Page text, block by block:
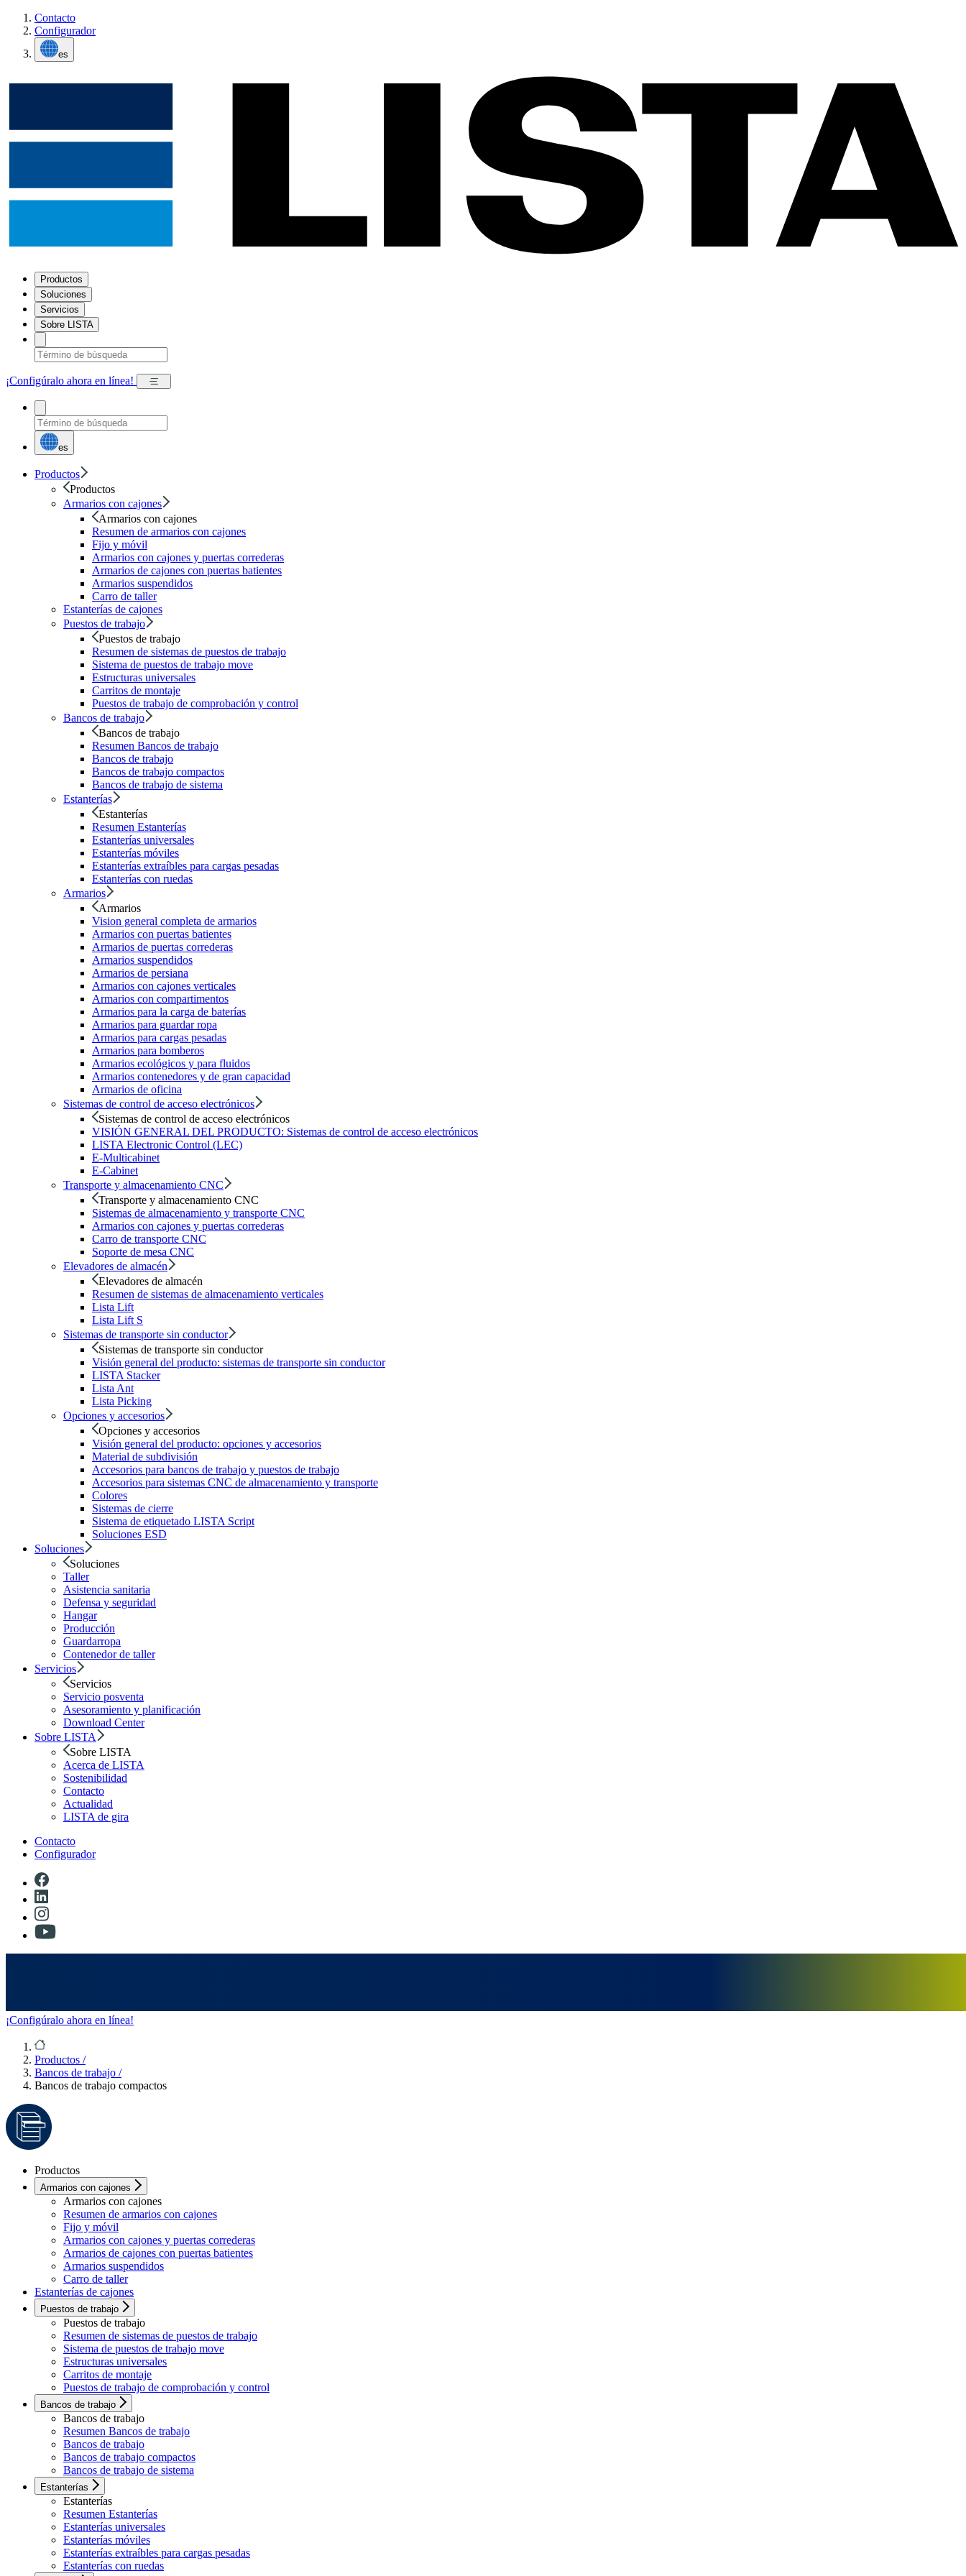
Contacto
Configurador
es
Productos
Soluciones
Servicios
Sobre LISTA
¡Configúralo ahora en línea!
es
Productos
Productos
Armarios con cajones
Armarios con cajones
Resumen de armarios con cajones
Fijo y móvil
Armarios con cajones y puertas correderas
Armarios de cajones con puertas batientes
Armarios suspendidos
Carro de taller
Estanterías de cajones
Puestos de trabajo
Puestos de trabajo
Resumen de sistemas de puestos de trabajo
Sistema de puestos de trabajo move
Estructuras universales
Carritos de montaje
Puestos de trabajo de comprobación y control
Bancos de trabajo
Bancos de trabajo
Resumen Bancos de trabajo
Bancos de trabajo
Bancos de trabajo compactos
Bancos de trabajo de sistema
Estanterías
Estanterías
Resumen Estanterías
Estanterías universales
Estanterías móviles
Estanterías extraíbles para cargas pesadas
Estanterías con ruedas
Armarios
Armarios
Vision general completa de armarios
Armarios con puertas batientes
Armarios de puertas correderas
Armarios suspendidos
Armarios de persiana
Armarios con cajones verticales
Armarios con compartimentos
Armarios para la carga de baterías
Armarios para guardar ropa
Armarios para cargas pesadas
Armarios para bomberos
Armarios ecológicos y para fluidos
Armarios contenedores y de gran capacidad
Armarios de oficina
Sistemas de control de acceso electrónicos
Sistemas de control de acceso electrónicos
VISIÓN GENERAL DEL PRODUCTO: Sistemas de control de acceso electrónicos
LISTA Electronic Control (LEC)
E-Multicabinet
E-Cabinet
Transporte y almacenamiento CNC
Transporte y almacenamiento CNC
Sistemas de almacenamiento y transporte CNC
Armarios con cajones y puertas correderas
Carro de transporte CNC
Soporte de mesa CNC
Elevadores de almacén
Elevadores de almacén
Resumen de sistemas de almacenamiento verticales
Lista Lift
Lista Lift S
Sistemas de transporte sin conductor
Sistemas de transporte sin conductor
Visión general del producto: sistemas de transporte sin conductor
LISTA Stacker
Lista Ant
Lista Picking
Opciones y accesorios
Opciones y accesorios
Visión general del producto: opciones y accesorios
Material de subdivisión
Accesorios para bancos de trabajo y puestos de trabajo
Accesorios para sistemas CNC de almacenamiento y transporte
Colores
Sistemas de cierre
Sistema de etiquetado LISTA Script
Soluciones ESD
Soluciones
Soluciones
Taller
Asistencia sanitaria
Defensa y seguridad
Hangar
Producción
Guardarropa
Contenedor de taller
Servicios
Servicios
Servicio posventa
Asesoramiento y planificación
Download Center
Sobre LISTA
Sobre LISTA
Acerca de LISTA
Sostenibilidad
Contacto
Actualidad
LISTA de gira
Contacto
Configurador
¡Configúralo ahora en línea!
Productos /
Bancos de trabajo /
Bancos de trabajo compactos
Productos
Armarios con cajones
Armarios con cajones
Resumen de armarios con cajones
Fijo y móvil
Armarios con cajones y puertas correderas
Armarios de cajones con puertas batientes
Armarios suspendidos
Carro de taller
Estanterías de cajones
Puestos de trabajo
Puestos de trabajo
Resumen de sistemas de puestos de trabajo
Sistema de puestos de trabajo move
Estructuras universales
Carritos de montaje
Puestos de trabajo de comprobación y control
Bancos de trabajo
Bancos de trabajo
Resumen Bancos de trabajo
Bancos de trabajo
Bancos de trabajo compactos
Bancos de trabajo de sistema
Estanterías
Estanterías
Resumen Estanterías
Estanterías universales
Estanterías móviles
Estanterías extraíbles para cargas pesadas
Estanterías con ruedas